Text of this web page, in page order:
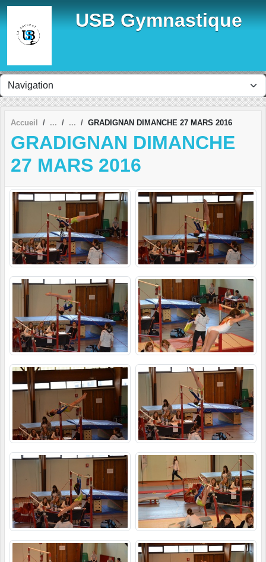
USB Gymnastique
Accueil GRADIGNAN DIMANCHE 27 MARS 2016
GRADIGNAN DIMANCHE
27 MARS 2016
Panneau de gestion des cookies